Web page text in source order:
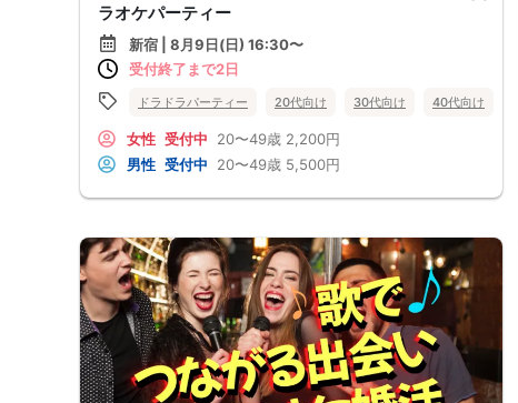
ラオケパーティー
新宿 | 8月9日(日) 16:30〜
受付終了まで2日
ドラドラパーティー 20代向け 30代向け 40代向け
女性 受付中 20〜49歳 2,200円
男性 受付中 20〜49歳 5,500円